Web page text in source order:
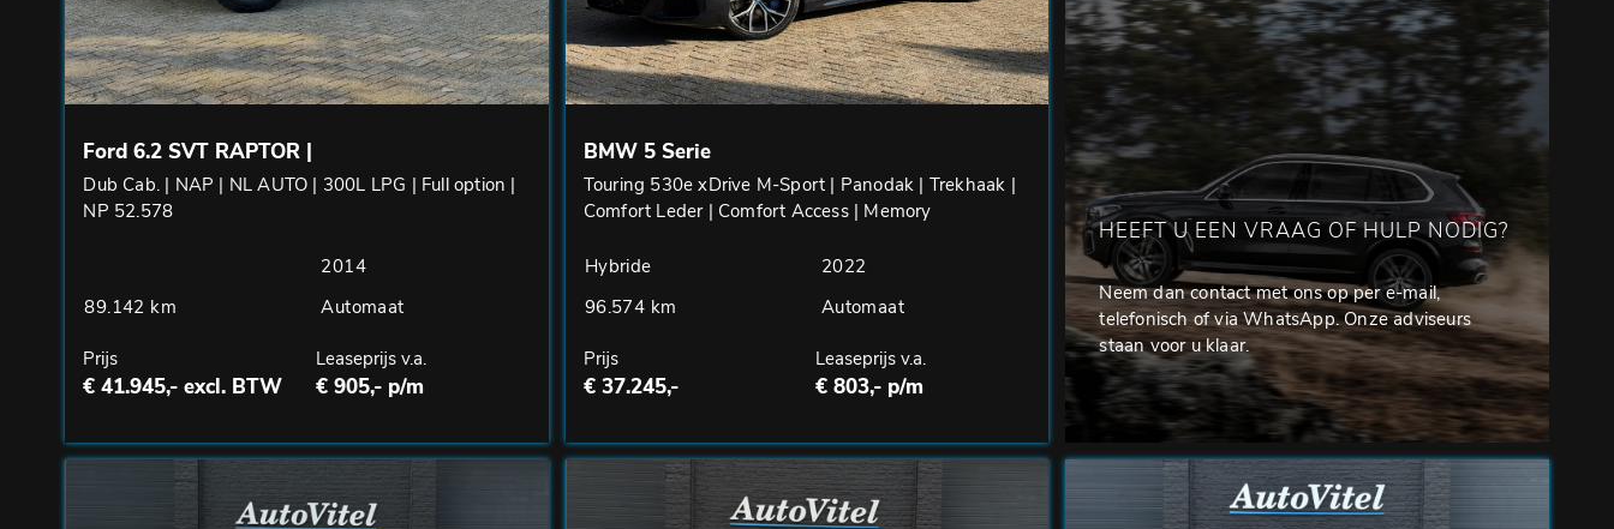
Ford 6.2 SVT RAPTOR |
Dub Cab. | NAP | NL AUTO | 300L LPG | Full option |
NP 52.578
2014
89.142 km
Automaat
Prijs
€ 41.945,- excl. BTW
Leaseprijs v.a.
€ 905,- p/m
BMW 5 Serie
Touring 530e xDrive M-Sport | Panodak | Trekhaak |
Comfort Leder | Comfort Access | Memory
Hybride
2022
96.574 km
Automaat
Prijs
€ 37.245,-
Leaseprijs v.a.
€ 803,- p/m
HEEFT U EEN VRAAG OF HULP NODIG?
Neem dan contact met ons op per e-mail,
telefonisch of via WhatsApp. Onze adviseurs
staan voor u klaar.